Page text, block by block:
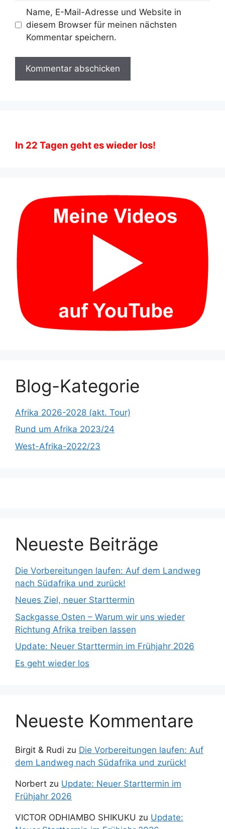
Name, E-Mail-Adresse und Website in
diesem Browser für meinen nächsten
Kommentar speichern.
In 22 Tagen geht es wieder los!
Blog-Kategorie
Afrika 2026-2028 (akt. Tour)
Rund um Afrika 2023/24
West-Afrika-2022/23
Neueste Beiträge
Die Vorbereitungen laufen: Auf dem Landweg
nach Südafrika und zurück!
Neues Ziel, neuer Starttermin
Sackgasse Osten – Warum wir uns wieder
Richtung Afrika treiben lassen
Update: Neuer Starttermin im Frühjahr 2026
Es geht wieder los
Neueste Kommentare
Birgit & Rudi zu Die Vorbereitungen laufen: Auf
dem Landweg nach Südafrika und zurück!
Norbert zu Update: Neuer Starttermin im
Frühjahr 2026
VICTOR ODHIAMBO SHIKUKU zu Update: